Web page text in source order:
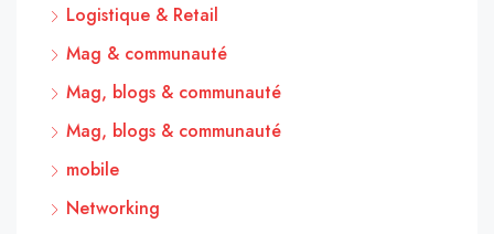
Logistique & Retail
Mag & communauté
Mag, blogs & communauté
Mag, blogs & communauté
mobile
Networking